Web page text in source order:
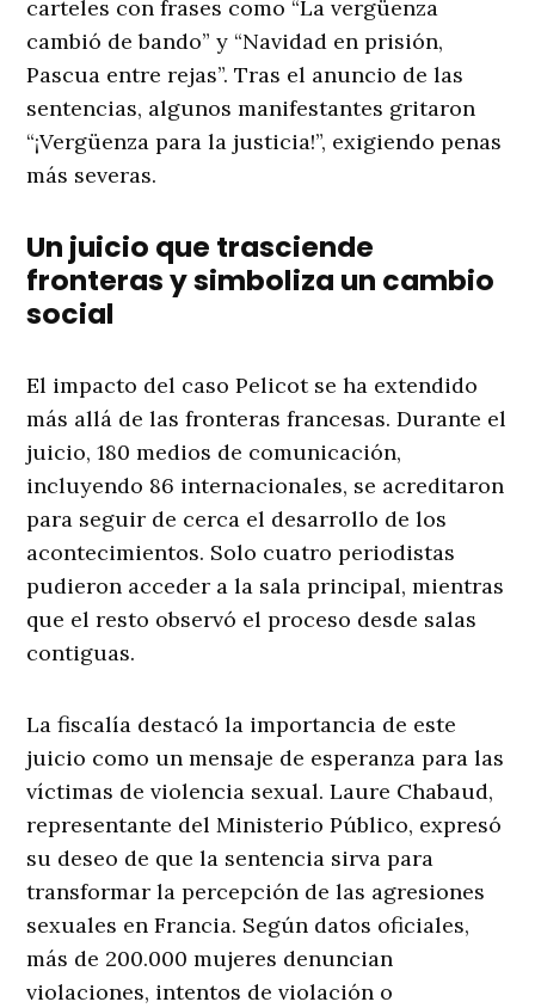
carteles con frases como “La vergüenza
cambió de bando” y “Navidad en prisión,
Pascua entre rejas”. Tras el anuncio de las
sentencias, algunos manifestantes gritaron
“¡Vergüenza para la justicia!”, exigiendo penas
más severas.
Un juicio que trasciende
fronteras y simboliza un cambio
social
El impacto del caso Pelicot se ha extendido
más allá de las fronteras francesas. Durante el
juicio, 180 medios de comunicación,
incluyendo 86 internacionales, se acreditaron
para seguir de cerca el desarrollo de los
acontecimientos. Solo cuatro periodistas
pudieron acceder a la sala principal, mientras
que el resto observó el proceso desde salas
contiguas.
La fiscalía destacó la importancia de este
juicio como un mensaje de esperanza para las
víctimas de violencia sexual. Laure Chabaud,
representante del Ministerio Público, expresó
su deseo de que la sentencia sirva para
transformar la percepción de las agresiones
sexuales en Francia. Según datos oficiales,
más de 200.000 mujeres denuncian
violaciones, intentos de violación o